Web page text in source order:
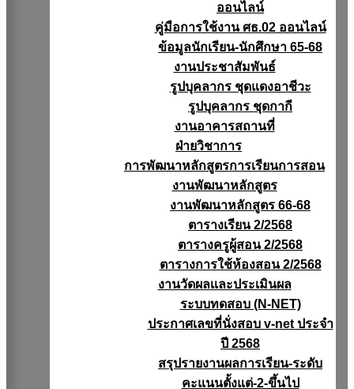
ออนไลน์
คู่มือการใช้งาน ศธ.02 ออนไลน์
ข้อมูลนักเรียน-นักศึกษา 65-68
งานประชาสัมพันธ์
รูปบุคลากร ชุดแดงอาชีวะ
รูปบุคลากร ชุดกากี
งานอาคารสถานที่
ฝ่ายวิชาการ
การพัฒนาหลักสูตรการเรียนการสอน
งานพัฒนาหลักสูตร
งานพัฒนาหลักสูตร 66-68
ตารางเรียน 2/2568
ตารางครูผู้สอน 2/2568
ตารางการใช้ห้องสอน 2/2568
งานวัดผลเเละประเมินผล
ระบบทดสอบ (N-NET)
ประกาศเลขที่นั่งสอบ v-net ประจำ
ปี 2568
สรุปรายงานผลการเรียน-ระดับ
คะแนนตั้งแต่-2-ขึ้นไป